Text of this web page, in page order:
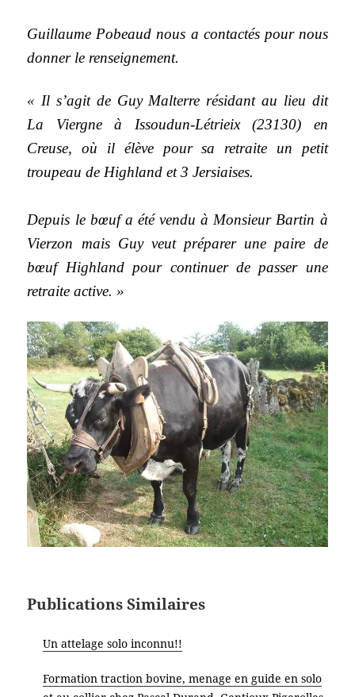
Guillaume Pobeaud nous a contactés pour nous
donner le renseignement.
« Il s’agit de Guy Malterre résidant au lieu dit
La Viergne à Issoudun-Létrieix (23130) en
Creuse, où il élève pour sa retraite un petit
troupeau de Highland et 3 Jersiaises.
Depuis le bœuf a été vendu à Monsieur Bartin à
Vierzon mais Guy veut préparer une paire de
bœuf Highland pour continuer de passer une
retraite active. »
Publications Similaires
Un attelage solo inconnu!!
Formation traction bovine, menage en guide en solo